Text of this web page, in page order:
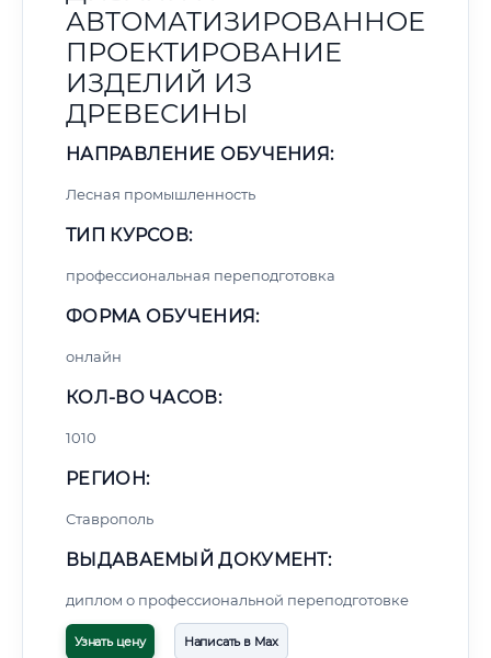
АВТОМАТИЗИРОВАННОЕ
ПРОЕКТИРОВАНИЕ
ИЗДЕЛИЙ ИЗ
ДРЕВЕСИНЫ
НАПРАВЛЕНИЕ ОБУЧЕНИЯ:
Лесная промышленность
ТИП КУРСОВ:
профессиональная переподготовка
ФОРМА ОБУЧЕНИЯ:
онлайн
КОЛ-ВО ЧАСОВ:
1010
РЕГИОН:
Ставрополь
ВЫДАВАЕМЫЙ ДОКУМЕНТ:
диплом о профессиональной переподготовке
Узнать цену Написать в Max